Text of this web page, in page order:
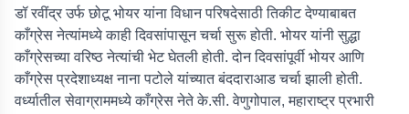
डॉ रवींद्र उर्फ छोटू भोयर यांना विधान परिषदेसाठी तिकीट देण्याबाबत
काँग्रेस नेत्यांमध्ये काही दिवसांपासून चर्चा सुरू होती. भोयर यांनी सुद्धा
काँग्रेसच्या वरिष्ठ नेत्यांची भेट घेतली होती. दोन दिवसांपूर्वी भोयर आणि
काँग्रेस प्रदेशाध्यक्ष नाना पटोले यांच्यात बंददाराआड चर्चा झाली होती.
वर्ध्यातील सेवाग्राममध्ये काँग्रेस नेते के.सी. वेणुगोपाल, महाराष्ट्र प्रभारी